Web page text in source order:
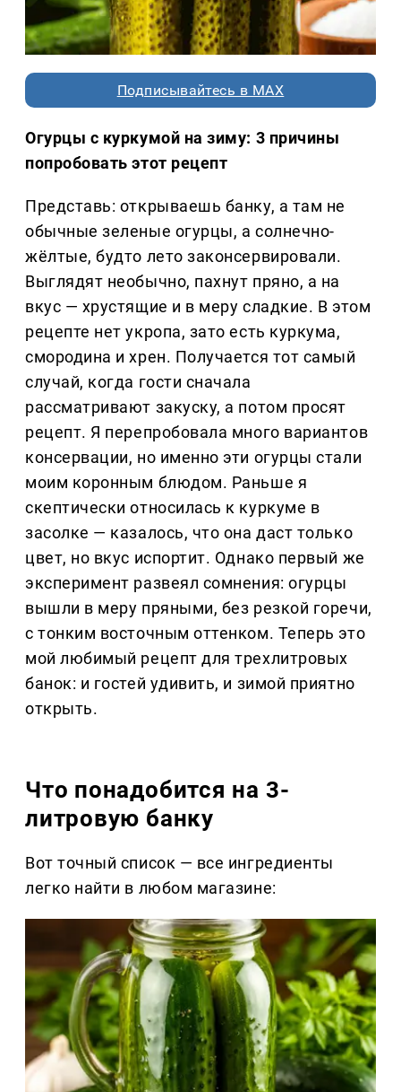
Подписывайтесь в MAX
Огурцы с куркумой на зиму: 3 причины
попробовать этот рецепт
Представь: открываешь банку, а там не
обычные зеленые огурцы, а солнечно-
жёлтые, будто лето законсервировали.
Выглядят необычно, пахнут пряно, а на
вкус — хрустящие и в меру сладкие. В этом
рецепте нет укропа, зато есть куркума,
смородина и хрен. Получается тот самый
случай, когда гости сначала
рассматривают закуску, а потом просят
рецепт. Я перепробовала много вариантов
консервации, но именно эти огурцы стали
моим коронным блюдом. Раньше я
скептически относилась к куркуме в
засолке — казалось, что она даст только
цвет, но вкус испортит. Однако первый же
эксперимент развеял сомнения: огурцы
вышли в меру пряными, без резкой горечи,
с тонким восточным оттенком. Теперь это
мой любимый рецепт для трехлитровых
банок: и гостей удивить, и зимой приятно
открыть.
Что понадобится на 3-
литровую банку
Вот точный список — все ингредиенты
легко найти в любом магазине: